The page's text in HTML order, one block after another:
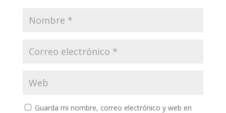
Guarda mi nombre, correo electrónico y web en